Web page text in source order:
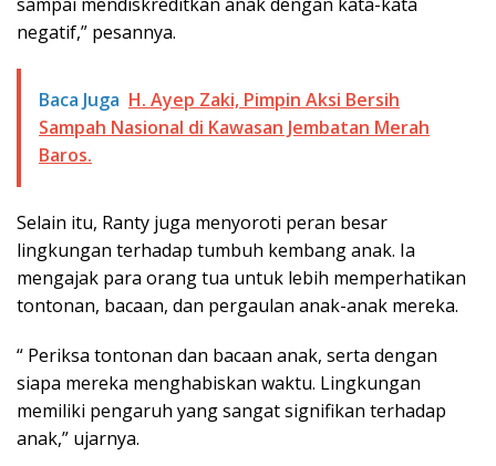
negatif,” pesannya.
Baca Juga H. Ayep Zaki, Pimpin Aksi Bersih
Sampah Nasional di Kawasan Jembatan Merah
Baros.
Selain itu, Ranty juga menyoroti peran besar
lingkungan terhadap tumbuh kembang anak. Ia
mengajak para orang tua untuk lebih memperhatikan
tontonan, bacaan, dan pergaulan anak-anak mereka.
“ Periksa tontonan dan bacaan anak, serta dengan
siapa mereka menghabiskan waktu. Lingkungan
memiliki pengaruh yang sangat signifikan terhadap
anak,” ujarnya.